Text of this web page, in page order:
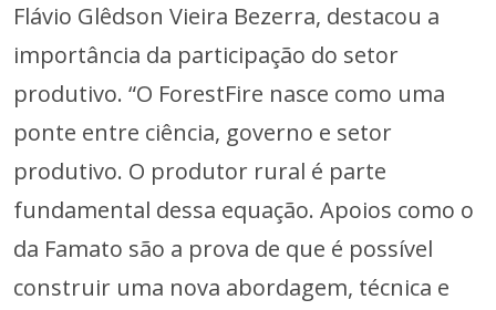
Flávio Glêdson Vieira Bezerra, destacou a
importância da participação do setor
produtivo. “O ForestFire nasce como uma
ponte entre ciência, governo e setor
produtivo. O produtor rural é parte
fundamental dessa equação. Apoios como o
da Famato são a prova de que é possível
construir uma nova abordagem, técnica e